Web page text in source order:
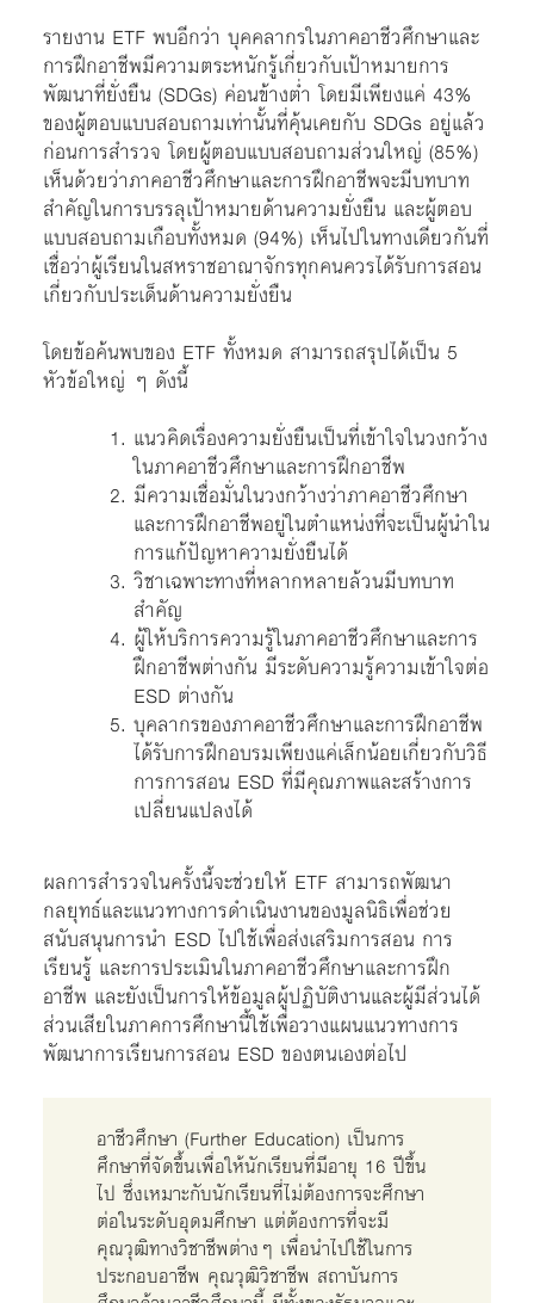
รายงาน ETF พบอีกว่า บุคคลากรในภาคอาชีวศึกษาและ
การฝึกอาชีพมีความตระหนักรู้เกี่ยวกับเป้าหมายการ
พัฒนาที่ยั่งยืน (SDGs) ค่อนข้างต่ำ โดยมีเพียงแค่ 43%
ของผู้ตอบแบบสอบถามเท่านั้นที่คุ้นเคยกับ SDGs อยู่แล้ว
ก่อนการสำรวจ โดยผู้ตอบแบบสอบถามส่วนใหญ่ (85%)
เห็นด้วยว่าภาคอาชีวศึกษาและการฝึกอาชีพจะมีบทบาท
สำคัญในการบรรลุเป้าหมายด้านความยั่งยืน และผู้ตอบ
แบบสอบถามเกือบทั้งหมด (94%) เห็นไปในทางเดียวกันที่
เชื่อว่าผู้เรียนในสหราชอาณาจักรทุกคนควรได้รับการสอน
เกี่ยวกับประเด็นด้านความยั่งยืน
โดยข้อค้นพบของ ETF ทั้งหมด สามารถสรุปได้เป็น 5
หัวข้อใหญ่ ๆ ดังนี้
แนวคิดเรื่องความยั่งยืนเป็นที่เข้าใจในวงกว้าง
ในภาคอาชีวศึกษาและการฝึกอาชีพ
มีความเชื่อมั่นในวงกว้างว่าภาคอาชีวศึกษา
และการฝึกอาชีพอยู่ในตำแหน่งที่จะเป็นผู้นำใน
การแก้ปัญหาความยั่งยืนได้
วิชาเฉพาะทางที่หลากหลายล้วนมีบทบาท
สำคัญ
ผู้ให้บริการความรู้ในภาคอาชีวศึกษาและการ
ฝึกอาชีพต่างกัน มีระดับความรู้ความเข้าใจต่อ
ESD ต่างกัน
บุคลากรของภาคอาชีวศึกษาและการฝึกอาชีพ
ได้รับการฝึกอบรมเพียงแค่เล็กน้อยเกี่ยวกับวิธี
การการสอน ESD ที่มีคุณภาพและสร้างการ
เปลี่ยนแปลงได้
ผลการสำรวจในครั้งนี้จะช่วยให้ ETF สามารถพัฒนา
กลยุทธ์และแนวทางการดำเนินงานของมูลนิธิเพื่อช่วย
สนับสนุนการนำ ESD ไปใช้เพื่อส่งเสริมการสอน การ
เรียนรู้ และการประเมินในภาคอาชีวศึกษาและการฝึก
อาชีพ และยังเป็นการให้ข้อมูลผู้ปฏิบัติงานและผู้มีส่วนได้
ส่วนเสียในภาคการศึกษานี้ใช้เพื่อวางแผนแนวทางการ
พัฒนาการเรียนการสอน ESD ของตนเองต่อไป
อาชีวศึกษา (Further Education) เป็นการ
ศึกษาที่จัดขึ้นเพื่อให้นักเรียนที่มีอายุ 16 ปีขึ้น
ไป ซึ่งเหมาะกับนักเรียนที่ไม่ต้องการจะศึกษา
ต่อในระดับอุดมศึกษา แต่ต้องการที่จะมี
คุณวุฒิทางวิชาชีพต่างๆ เพื่อนำไปใช้ในการ
ประกอบอาชีพ คุณวุฒิวิชาชีพ สถาบันการ